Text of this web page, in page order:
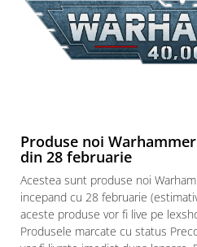
Puzzle 8000 piese
Puzzle 150 piese
Puzzle 1000 piese fluorescent
Puzzle 24 piese
Puzzle-uri metalice si logice
Puzzle 3 in 1
Puzzle 350 piese
Puzzle 275 piese
Produse noi
din 28 februarie
Acestea sunt produse noi
incepand cu 28 februarie
aceste produse vor fi live pe
Produsele marcate cu status